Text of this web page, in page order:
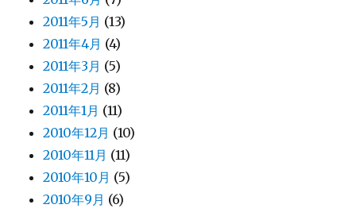
2011年5月 (13)
2011年4月 (4)
2011年3月 (5)
2011年2月 (8)
2011年1月 (11)
2010年12月 (10)
2010年11月 (11)
2010年10月 (5)
2010年9月 (6)